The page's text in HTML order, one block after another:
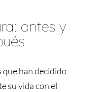
antes y
que han decidido
su vida con el